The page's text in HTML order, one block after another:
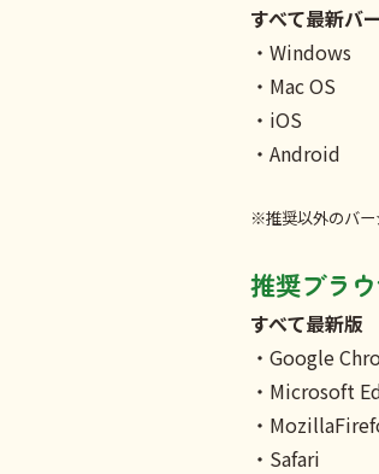
すべて最新バ
・Windows
・Mac OS
・iOS
・Android
※推奨以外のバー
推奨ブラ
すべて最新版
・Google
・Microsoft
・
・Safari